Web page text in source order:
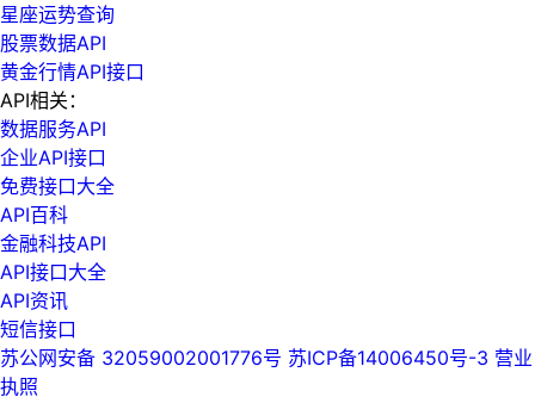
星座运势查询
股票数据API
黄金行情API接口
API相关：
数据服务API
企业API接口
免费接口大全
API百科
金融科技API
API接口大全
API资讯
短信接口
苏公网安备 32059002001776号 苏ICP备14006450号-3 营业
执照